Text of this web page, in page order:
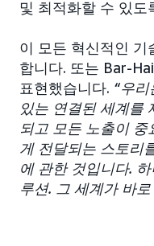
및 최적화할 수 있도
이 모든 혁신적인 기
합니다. 또는 Bar-
표현했습니다. “우
있는 연결된 세계를
되고 모든 노출이
게 전달되는 스토리
에 관한 것입니다.
루션. 그 세계가 바